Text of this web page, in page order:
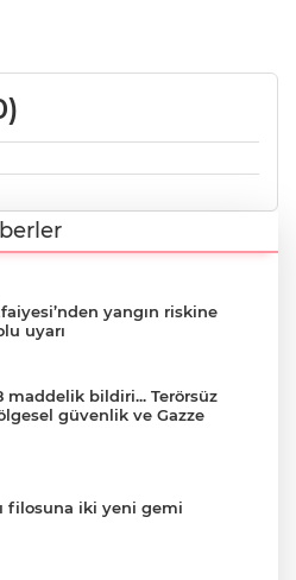
)
yangın riskine
uyarı
maddelik bildiri... Terörsüz
güvenlik ve Gazze
filosuna iki yeni gemi